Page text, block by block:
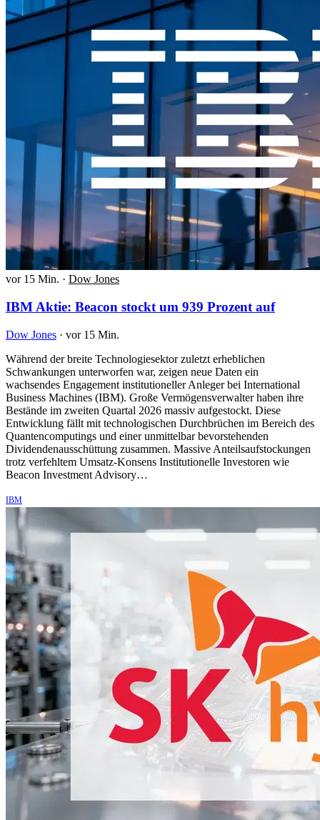
vor 15 Min. · Dow Jones
IBM Aktie: Beacon stockt um 939 Prozent auf
Dow Jones · vor 15 Min.
Während der breite Technologiesektor zuletzt erheblichen
Schwankungen unterworfen war, zeigen neue Daten ein
wachsendes Engagement institutioneller Anleger bei International
Business Machines (IBM). Große Vermögensverwalter haben ihre
Bestände im zweiten Quartal 2026 massiv aufgestockt. Diese
Entwicklung fällt mit technologischen Durchbrüchen im Bereich des
Quantencomputings und einer unmittelbar bevorstehenden
Dividendenausschüttung zusammen. Massive Anteilsaufstockungen
trotz verfehltem Umsatz-Konsens Institutionelle Investoren wie
Beacon Investment Advisory…
IBM